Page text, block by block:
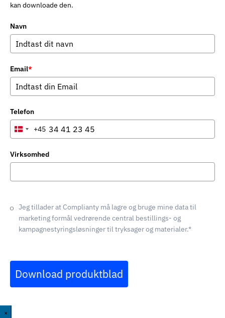
kan downloade den.
Navn
Email*
Telefon
Denmark
+45
Virksomhed
Jeg tillader at Complianty må lagre og bruge mine data til
marketing formål vedrørende central bestillings- og
kampagnestyringsløsninger til tryksager og materialer.*
Download produktblad
×